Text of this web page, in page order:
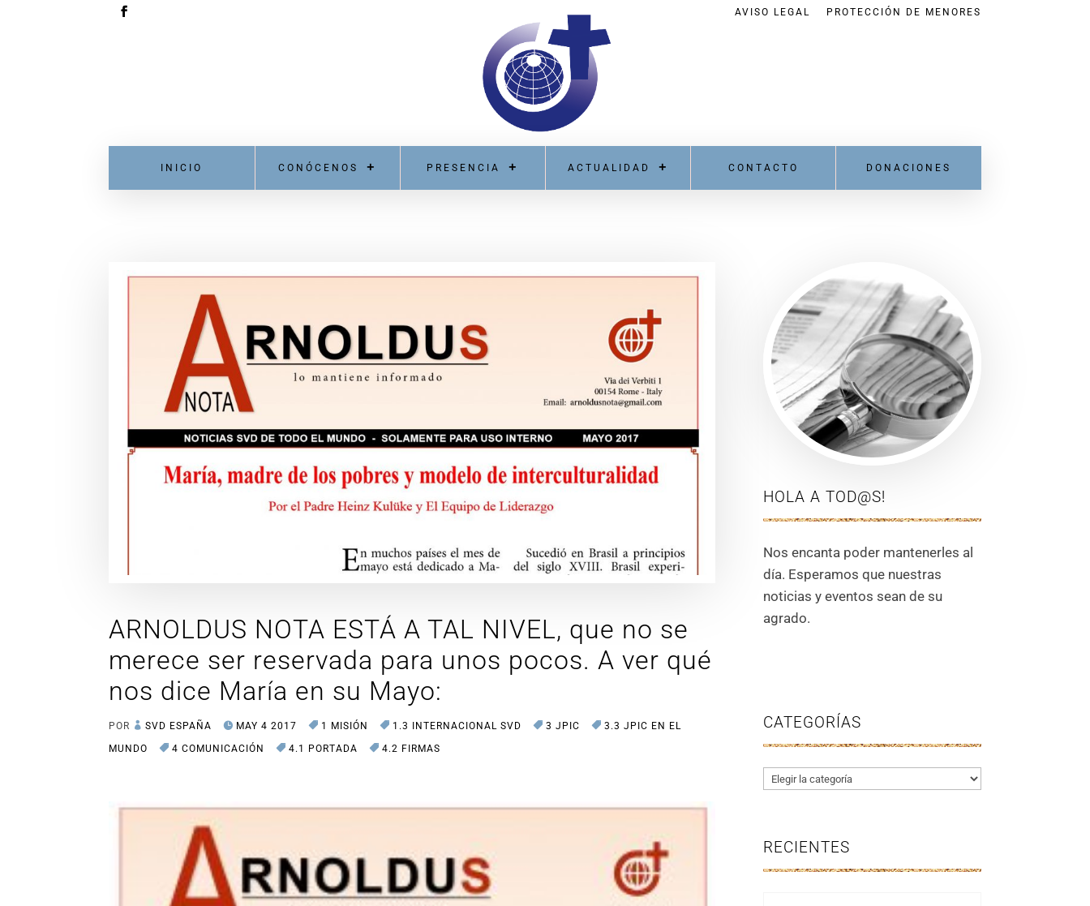
AVISO LEGAL PROTECCIÓN DE MENORES
INICIO CONÓCENOS PRESENCIA ACTUALIDAD CONTACTO DONACIONES
ARNOLDUS NOTA ESTÁ A TAL NIVEL, que no se
merece ser reservada para unos pocos. A ver qué
nos dice María en su Mayo:
POR SVD ESPAÑA MAY 4 2017 1 MISIÓN 1.3 INTERNACIONAL SVD 3 JPIC
3.3 JPIC EN EL
MUNDO
4 COMUNICACIÓN 4.1 PORTADA 4.2 FIRMAS
HOLA A TOD@S!
Nos encanta poder mantenerles al
día. Esperamos que nuestras
noticias y eventos sean de su
agrado.
CATEGORÍAS
Categorías
RECIENTES